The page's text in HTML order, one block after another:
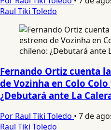
Raul Tiki Toledo
Fernando Ortiz cuenta
de Vozinha en Colo
¿Debutará ante La
Por Raul Tiki Toledo • 7 de
Raul Tiki Toledo